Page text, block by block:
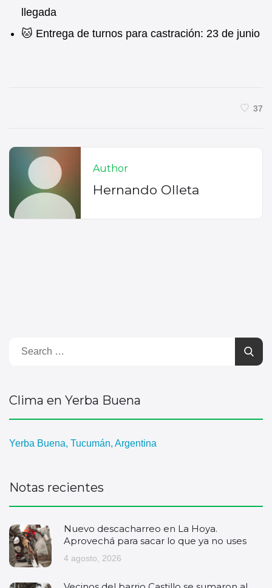
llegada
🐱 Entrega de turnos para castración: 23 de junio
37
Author
Hernando Olleta
Clima en Yerba Buena
Yerba Buena, Tucumán, Argentina
Notas recientes
Nuevo descacharreo en La Hoya.
Aprovechá para sacar lo que ya no uses
4 agosto, 2026